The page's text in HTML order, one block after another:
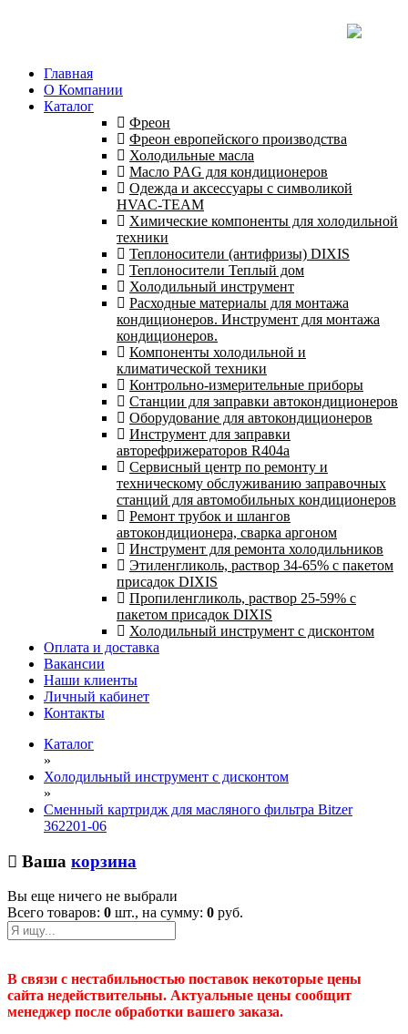
Главная
О Компании
Каталог
Фреон
Фреон европейского производства
Холодильные масла
Масло PAG для кондиционеров
Одежда и аксессуары с символикой
HVAC-TEAM
Химические компоненты для холодильной
техники
Теплоносители (антифризы) DIXIS
Теплоносители Теплый дом
Холодильный инструмент
Расходные материалы для монтажа
кондиционеров. Инструмент для монтажа
кондиционеров.
Компоненты холодильной и
климатической техники
Контрольно-измерительные приборы
Станции для заправки автокондиционеров
Оборудование для автокондиционеров
Инструмент для заправки
авторефрижераторов R404a
Сервисный центр по ремонту и
техническому обслуживанию заправочных
станций для автомобильных кондиционеров
Ремонт трубок и шлангов
автокондиционера, сварка аргоном
Инструмент для ремонта холодильников
Этиленгликоль, раствор 34-65% с пакетом
присадок DIXIS
Пропиленгликоль, раствор 25-59% с
пакетом присадок DIXIS
Холодильный инструмент с дисконтом
Оплата и доставка
Вакансии
Наши клиенты
Личный кабинет
Контакты
Каталог
»
Холодильный инструмент с дисконтом
»
Сменный картридж для масляного фильтра Bitzer
362201-06
Ваша корзина
Вы еще ничего не выбрали
Всего товаров: 0 шт., на сумму: 0 руб.
В связи с нестабильностью поставок некоторые цены
сайта недействительны. Актуальные цены сообщит
менеджер после обработки вашего заказа.